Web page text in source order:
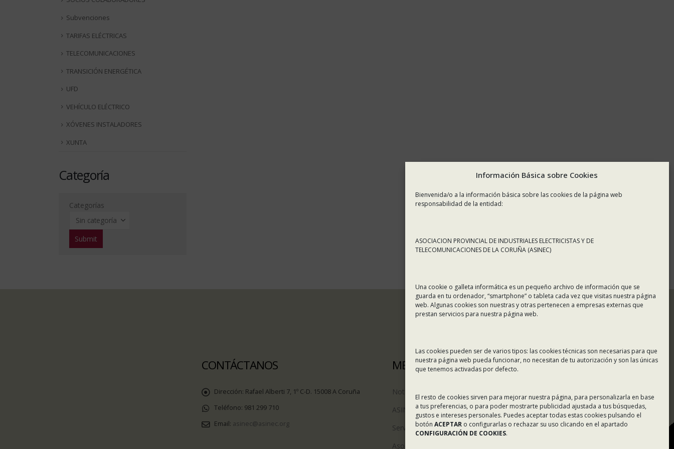
Información Básica sobre Cookies
Bienvenida/o a la información básica sobre las cookies de la página web
responsabilidad de la entidad:
ASOCIACION PROVINCIAL DE INDUSTRIALES ELECTRICISTAS Y DE
TELECOMUNICACIONES DE LA CORUÑA (ASINEC)
Una cookie o galleta informática es un pequeño archivo de información que se
guarda en tu ordenador, “smartphone” o tableta cada vez que visitas nuestra página
web. Algunas cookies son nuestras y otras pertenecen a empresas externas que
prestan servicios para nuestra página web.
Las cookies pueden ser de varios tipos: las cookies técnicas son necesarias para que
nuestra página web pueda funcionar, no necesitan de tu autorización y son las únicas
que tenemos activadas por defecto.
El resto de cookies sirven para mejorar nuestra página, para personalizarla en base
a tus preferencias, o para poder mostrarte publicidad ajustada a tus búsquedas,
gustos e intereses personales. Puedes aceptar todas estas cookies pulsando el
botón ACEPTAR o configurarlas o rechazar su uso clicando en el apartado
CONFIGURACIÓN DE COOKIES.
Subvenciones
TARIFAS ELÉCTRICAS
TELECOMUNICACIONES
TRANSICIÓN ENERGÉTICA
UFD
VEHÍCULO ELÉCTRICO
XÓVENES INSTALADORES
XUNTA
Categoría
Categorías
CONTÁCTANOS
Dirección: Rafael Alberti 7, 1º C-D. 15008 A Coruña
Teléfono: 981 299 710
Email: asinec@asinec.org
MENÚ
Noticias
ASINEC
Servicios
Asociados
Colaboradores
Incidencias en Expediente